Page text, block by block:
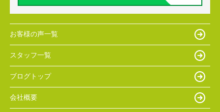
お客様の声一覧
スタッフ一覧
ブログトップ
会社概要